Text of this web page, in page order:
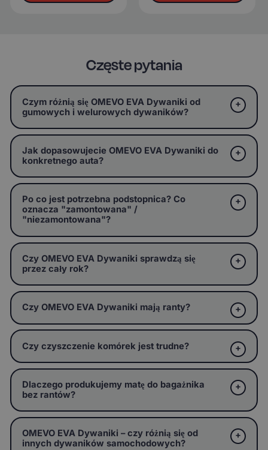
Częste pytania
Czym różnią się OMEVO EVA Dywaniki od
gumowych i welurowych dywaników?
Jak dopasowujecie OMEVO EVA Dywaniki do
konkretnego auta?
Po co jest potrzebna podstopnica? Co
oznacza "zamontowana" /
"niezamontowana"?
Czy OMEVO EVA Dywaniki sprawdzą się
przez cały rok?
Czy OMEVO EVA Dywaniki mają ranty?
Czy czyszczenie komórek jest trudne?
Dlaczego produkujemy matę do bagażnika
bez rantów?
OMEVO EVA Dywaniki – czy różnią się od
innych dywaników samochodowych?